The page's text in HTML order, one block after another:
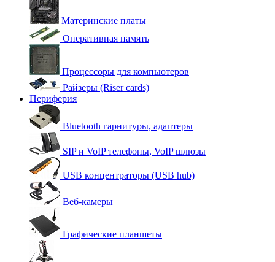
Материнские платы
Оперативная память
Процессоры для компьютеров
Райзеры (Riser cards)
Периферия
Bluetooth гарнитуры, адаптеры
SIP и VoIP телефоны, VoIP шлюзы
USB концентраторы (USB hub)
Веб-камеры
Графические планшеты